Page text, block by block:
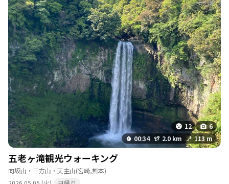
12
6
00:34
2.0 km 113 m
五老ヶ滝観光ウォーキング
向坂山・三方山・天主山(宮崎,熊本)